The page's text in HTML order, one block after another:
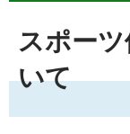
スポー
いて